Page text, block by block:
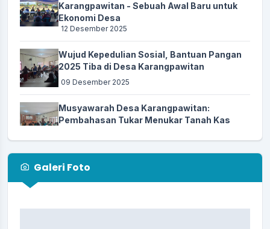
Waktu
: 17 Agustus 2025 16:00:00
Lokasi :
Karangpawitan
Koordinator
: Panitia PHBN Desa
Pangandaranval Nature 13 - memperingati Hari Jadi
(Milangkala) ke-13 Kabupaten Pangandaran
Waktu
20 Oktober 2025 08:00:00
Pangandaran
Karangpawitan - Sebuah Awal Baru untuk
Ekonomi Desa
12 Desember 2025
Wujud Kepedulian Sosial, Bantuan Pangan
2025 Tiba di Desa Karangpawitan
09 Desember 2025
Musyawarah Desa Karangpawitan:
Pembahasan Tukar Menukar Tanah Kas
13 November 2025
Kegiatan Pola Musim Tanam (MT1) Desa
30 Oktober 2025
Galeri Foto